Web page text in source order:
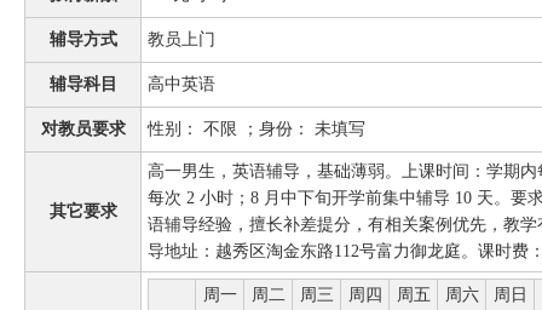
辅导方式 教员上门
辅导科目 高中英语
对教员要求 性别： 不限 ；身份： 未填写
其它要求
高一男生，英语辅导，基础薄弱。上课时间：学期
每次 2 小时；8 月中下旬开学前集中辅导 10 天。要
语辅导经验，擅长补差提分，有相关案例优先，教
导地址：越秀区淘金东路112号富力御龙庭。课时费
周一 周二 周三 周四 周五 周六 周日